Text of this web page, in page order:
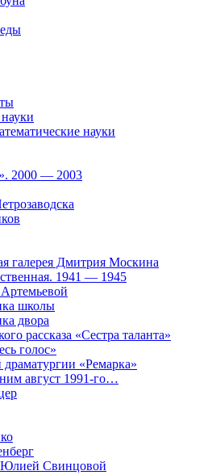
науки
2000 — 2003
галерея Дмитрия Москина
1941 — 1945
школы
двора
рассказа «Сестра таланта»
голос»
«Ремарка»
август 1991-го…
Юлией Свинцовой